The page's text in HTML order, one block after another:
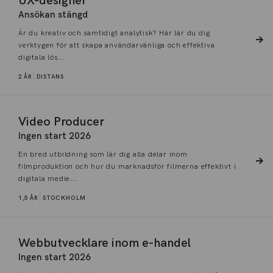
Ansökan stängd
Är du kreativ och samtidigt analytisk? Här lär du dig
verktygen för att skapa användarvänliga och effektiva
digitala lös...
2 ÅR DISTANS
Video Producer
Ingen start 2026
En bred utbildning som lär dig alla delar inom
filmproduktion och hur du marknadsför filmerna effektivt i
digitala medie...
1,5 ÅR STOCKHOLM
Webbutvecklare inom e-handel
Ingen start 2026